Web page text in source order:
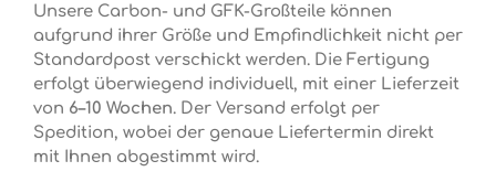
Unsere Carbon- und GFK-Großteile können
aufgrund ihrer Größe und Empfindlichkeit nicht per
Standardpost verschickt werden. Die Fertigung
erfolgt überwiegend individuell, mit einer Lieferzeit
von 6–10 Wochen. Der Versand erfolgt per
Spedition, wobei der genaue Liefertermin direkt
mit Ihnen abgestimmt wird.